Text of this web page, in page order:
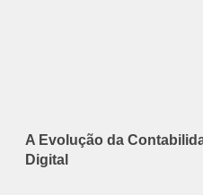
A Evolução da
Digital